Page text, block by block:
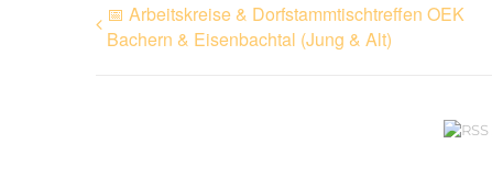
📅 Arbeitskreise & Dorfstammtischtreffen OEK
Bachern & Eisenbachtal (Jung & Alt)